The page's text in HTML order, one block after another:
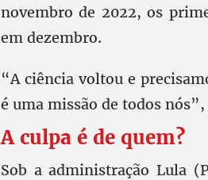
novembro de 2022, os
em dezembro.
“A ciência voltou e
é uma missão de todos
A culpa é de quem?
Sob a administração Lula